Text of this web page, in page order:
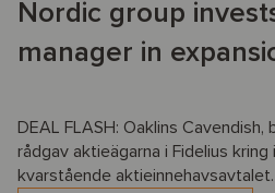
Nordic group
manager in
DEAL FLASH: Oaklins Cavendish,
rådgav aktieägarna i Fidelius
kvarstående aktieinnehavsavtalet.